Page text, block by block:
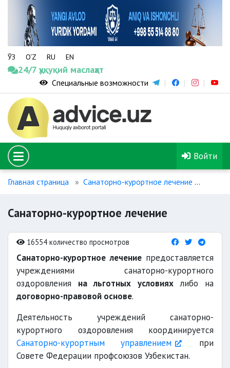
ЎЗ O‘Z RU EN
24/7 ҳуқуқий маслаҳат
Специальные возможности
Войти
Главная страница Санаторно-курортное лечение
Санаторно-курортное лечение
16554 количество просмотров
Санаторно-курортное лечениепредоставляется
учреждениями санаторно-курортного
оздоровления на льготных условияхлибо на
договорно-правовой основе.
Деятельность учреждений санаторно-
курортного оздоровления координируется
Санаторно-курортным управлением
при
Совете Федерации профсоюзов Узбекистан.